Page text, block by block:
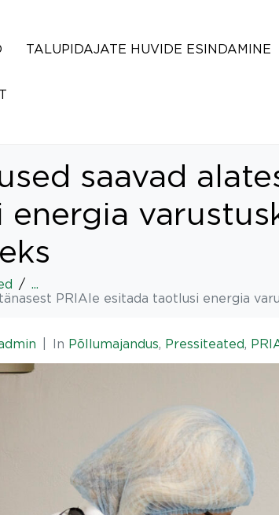
TALUPIDAJATE HUVIDE ESINDAMINE
saavad
...
PRIAle esitada taotlusi energia
In Põllumajandus, Pressiteated,